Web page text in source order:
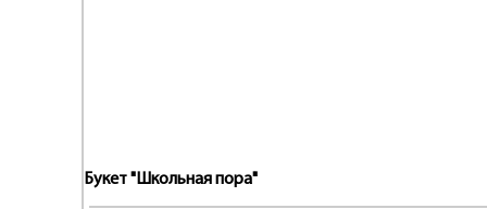
Букет "Школьная пора"